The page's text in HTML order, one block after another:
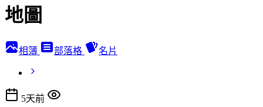
地圖
相簿 部落格 名片
5天前